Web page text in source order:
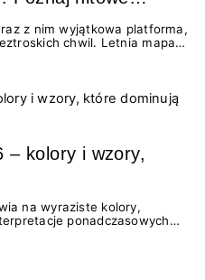
z nim wyjątkowa platforma,
chwil. Letnia mapa
wyjazdów, przez
i kolekcjonowanie
coś absolutnie
oraz dawkę
– kolory i wzory,
na wyraziste kolory,
ponadczasowych
wakacjami, jak